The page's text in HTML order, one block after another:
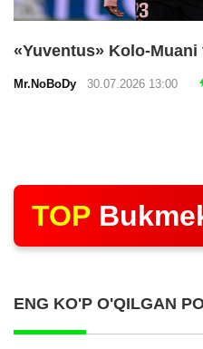
«Yuventus» Kolo-
Mr.NoBoDy 30.07.2026 13:00
TOP
ENG KO'P O'QILGAN